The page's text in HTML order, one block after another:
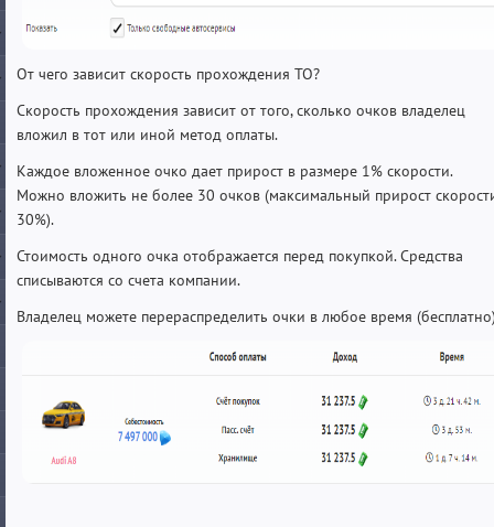
От чего зависит скорость прохождения ТО?
Скорость прохождения зависит от того, сколько очков владелец
вложил в тот или иной метод оплаты.
Каждое вложенное очко дает прирост в размере 1% скорости.
Можно вложить не более 30 очков (максимальный прирост
30%).
Стоимость одного очка отображается перед покупкой. Средства
списываются со счета компании.
Владелец можете перераспределить очки в любое время